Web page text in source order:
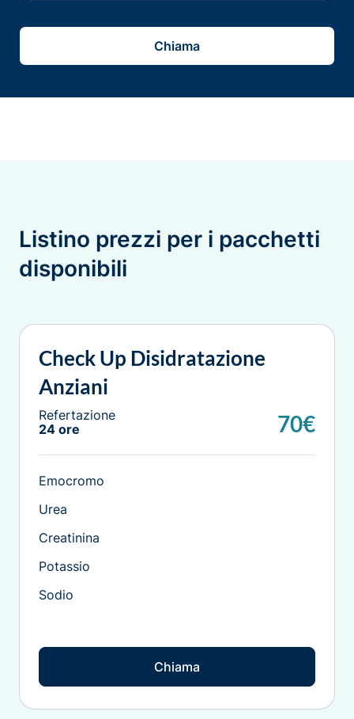
Chiama
Listino prezzi per i pacchetti
disponibili
Check Up Disidratazione
Anziani
Refertazione
24 ore
70€
Emocromo
Urea
Creatinina
Potassio
Sodio
Chiama